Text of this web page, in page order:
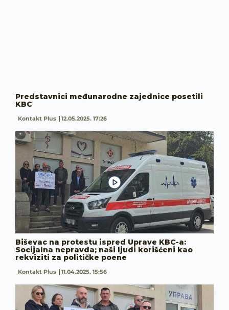
Predstavnici međunarodne zajednice posetili
KBC
Kontakt Plus 12.05.2025. 17:26
Biševac na protestu ispred Uprave KBC-a:
Socijalna nepravda; naši ljudi korišćeni kao
rekviziti za političke poene
Kontakt Plus 11.04.2025. 15:56